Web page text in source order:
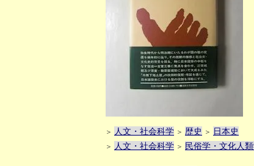
＞ 人文・社会科学 ＞ 歴史 ＞ 日本史
＞ 人文・社会科学 ＞ 民俗学・文化人